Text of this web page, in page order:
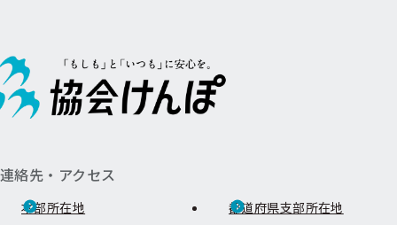
連絡先・アクセス
本部所在地 都道府県支部所在地